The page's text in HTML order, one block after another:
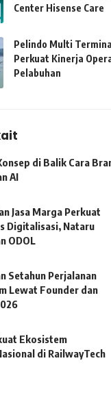
Center Hisense Care
Pelindo Multi
Perkuat Kinerja
Pelabuhan
di Balik Cara
AI
Jasa Marga Perkuat
Digitalisasi, Nataru
ODOL
Setahun Perjalanan
Lewat Founder dan
Ekosistem
di RailwayTech